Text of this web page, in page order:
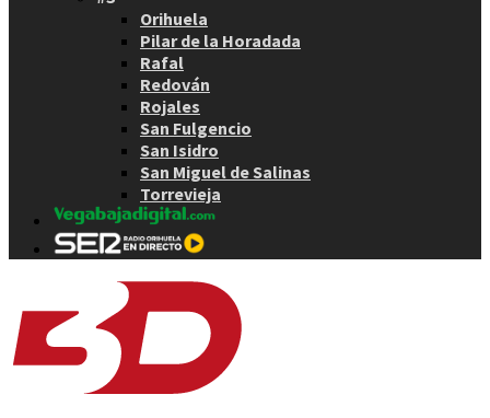
Orihuela
Pilar de la Horadada
Rafal
Redován
Rojales
San Fulgencio
San Isidro
San Miguel de Salinas
Torrevieja